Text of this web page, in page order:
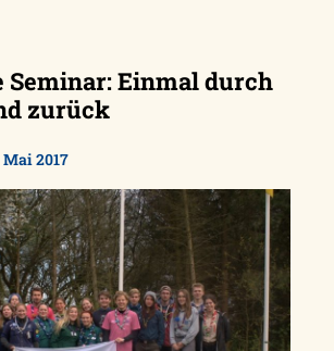
Seminar: Einmal durch
zurück
Mai 2017